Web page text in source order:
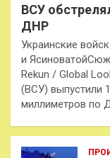
ВСУ
ДНР
Украинские
и
Rekun / Global
(ВСУ) выпустили
миллиметров по